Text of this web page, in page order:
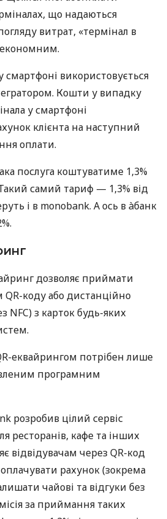
що надаються
витрат, «термінал в
економним.
смартфоні використовується
Кошти у випадку
у смартфоні
клієнта на наступний
оплати.
послуга коштуватиме 1,3%
самий тариф — 1,3% від
і в monobank. А ось в àбанк
дозволяє приймати
QR-коду або дистанційно
NFC) з карток будь-яких
еквайрингом потрібен лише
програмним
розробив цілий сервіс
ресторанів, кафе та інших
відвідувачам через QR-код
рахунок (зокрема
чайові та відгуки без
за приймання таких